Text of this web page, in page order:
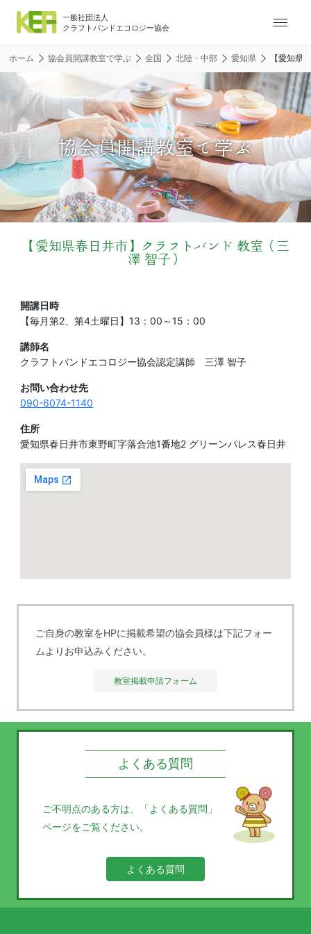
ナ
ゲ
ー
シ
ョ
メ
ニ
ュ
ホーム 協会員開講教室で学ぶ 全国 北陸・中部 愛知県 【愛知県
協会員開講教室で学ぶ
【愛知県春日井市】クラフトバンド 教室（三
澤 智子）
開講日時
【毎月第2、第4土曜日】13：00～15：00
講師名
クラフトバンドエコロジー協会認定講師 三澤 智子
お問い合わせ先
090-6074-1140
住所
愛知県春日井市東野町字落合池1番地2 グリーンパレス春日井
ご自身の教室をHPに掲載希望の協会員様は下記フォー
ムよりお申込みください。
教室掲載申請フォーム
よくある質問
ご不明点のある方は、
「よくある質問」
ページをご覧ください。
よくある質問